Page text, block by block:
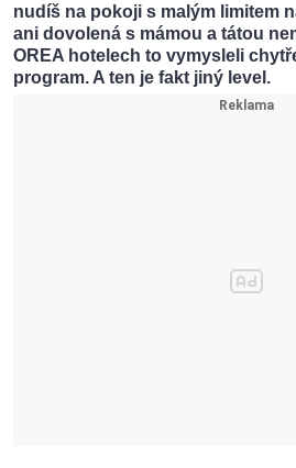
nudíš na pokoji s malým limitem
ani dovolená s mámou a tátou
OREA hotelech to vymysleli
program. A ten je fakt jiný level.